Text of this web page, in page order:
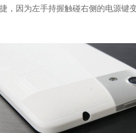
，因为左手持握触碰右侧的电源键